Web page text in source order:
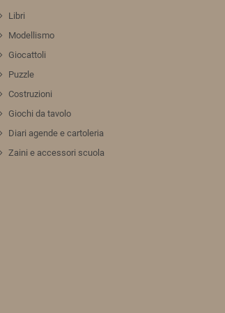
Libri
Modellismo
Giocattoli
Puzzle
Costruzioni
Giochi da tavolo
Diari agende e cartoleria
Zaini e accessori scuola